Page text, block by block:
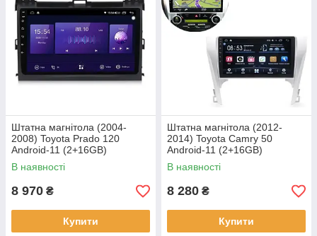
Штатна магнітола (2004-
2008) Toyota Prado 120
Android-11 (2+16GB)
В наявності
8 970 ₴
Купити
Штатна магнітола (2012-
2014) Toyota Camry 50
Android-11 (2+16GB)
В наявності
8 280 ₴
Купити